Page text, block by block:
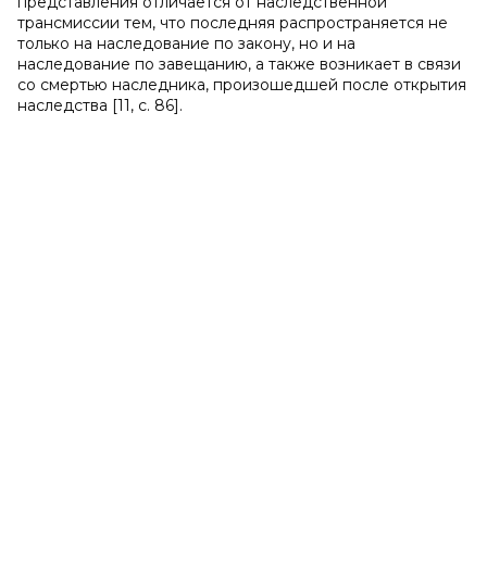
трансмиссии тем, что последняя распространяется не
только на наследование по закону, но и на
наследование по завещанию, а также возникает в связи
со смертью наследника, произошедшей после открытия
наследства [11, с. 86].